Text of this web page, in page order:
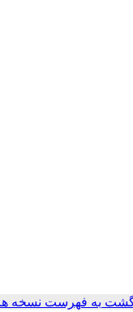
به فهرست نسخه ها